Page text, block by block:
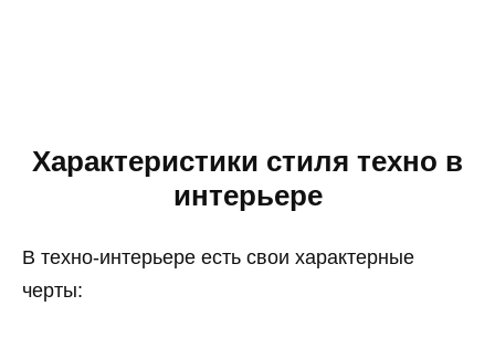
Характеристики стиля техно в
интерьере
В техно-интерьере есть свои характерные
черты: